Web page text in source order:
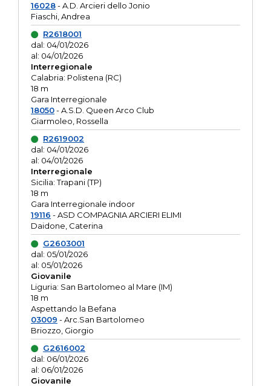
16028- A.D. Arcieri dello Jonio
Fiaschi, Andrea
R2618001
dal: 04/01/2026
al: 04/01/2026
Interregionale
Calabria: Polistena (RC)
18 m
Gara Interregionale
18050- A.S.D. Queen Arco Club
Giarmoleo, Rossella
R2619002
dal: 04/01/2026
al: 04/01/2026
Interregionale
Sicilia: Trapani (TP)
18 m
Gara Interregionale indoor
19116 - ASD COMPAGNIA ARCIERI ELIMI
Daidone, Caterina
G2603001
dal: 05/01/2026
al: 05/01/2026
Giovanile
Liguria: San Bartolomeo al Mare (IM)
18 m
Aspettando la Befana
03009 - Arc.San Bartolomeo
Briozzo, Giorgio
G2616002
dal: 06/01/2026
al: 06/01/2026
Giovanile